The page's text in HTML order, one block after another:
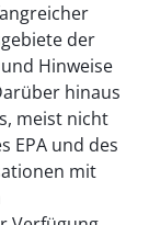
der
Hinweise
hinaus
meist nicht
EPA und des
mit